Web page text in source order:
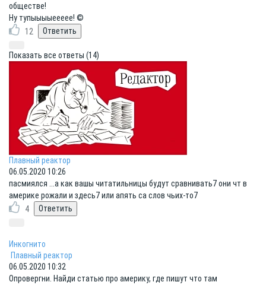
обществе!
Ну тупыыыыеееее! ©
12
Показать все ответы (14)
Плавный реактор
06.05.2020 10:26
пасмиялся ...а как вашы читатильницы будут сравнивать7 они чт в
америке рожали и здесь7 или апять са слов чьих-то7
4
Инкогнито
Плавный реактор
06.05.2020 10:32
Опровергни. Найди статью про америку, где пишут что там